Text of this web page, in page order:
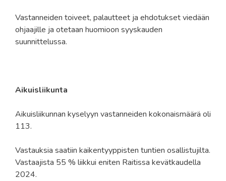
Vastanneiden toiveet, palautteet ja ehdotukset viedään
ohjaajille ja otetaan huomioon syyskauden
suunnittelussa.
Aikuisliikunta
Aikuisliikunnan kyselyyn vastanneiden kokonaismäärä oli
113.
Vastauksia saatiin kaikentyyppisten tuntien osallistujilta.
Vastaajista 55 % liikkui eniten Raitissa kevätkaudella
2024.